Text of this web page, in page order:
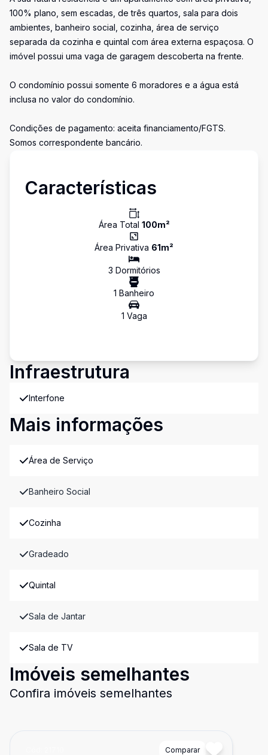
100% plano, sem escadas, de três quartos, sala para dois
ambientes, banheiro social, cozinha, área de serviço
separada da cozinha e quintal com área externa espaçosa. O
imóvel possui uma vaga de garagem descoberta na frente.
O condomínio possui somente 6 moradores e a água está
inclusa no valor do condomínio.
Condições de pagamento: aceita financiamento/FGTS.
Somos correspondente bancário.
Características
Área Total 100m²
Área Privativa 61m²
3 Dormitórios
1 Banheiro
1 Vaga
Infraestrutura
Interfone
Mais informações
Área de Serviço
Banheiro Social
Cozinha
Gradeado
Quintal
Sala de Jantar
Sala de TV
Imóveis semelhantes
Confira imóveis semelhantes
Comparar